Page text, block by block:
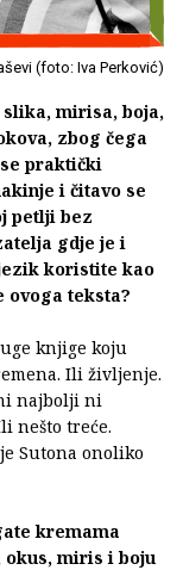
(foto: Iva Perković)
mirisa, boja,
zbog čega
praktički
i čitavo se
petlji bez
gdje je i
koristite kao
teksta?
knjige koju
Ili življenje.
najbolji ni
nešto treće.
Sutona onoliko
kremama
okus, miris i boju